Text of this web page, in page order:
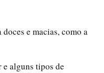
doces e macias, como a
e alguns tipos de